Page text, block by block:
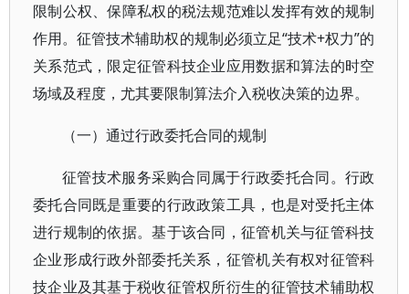
限制公权、保障私权的税法规范难以发挥有效的规制
作用。征管技术辅助权的规制必须立足“技术+权力”的
关系范式，限定征管科技企业应用数据和算法的时空
场域及程度，尤其要限制算法介入税收决策的边界。
（一）通过行政委托合同的规制
征管技术服务采购合同属于行政委托合同。行政
委托合同既是重要的行政政策工具，也是对受托主体
进行规制的依据。基于该合同，征管机关与征管科技
企业形成行政外部委托关系，征管机关有权对征管科
技企业及其基于税收征管权所衍生的征管技术辅助权